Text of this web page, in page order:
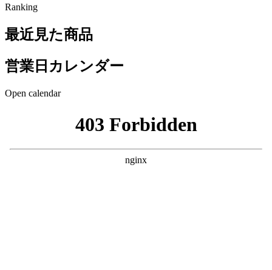
Ranking
最近見た商品
営業日カレンダー
Open calendar